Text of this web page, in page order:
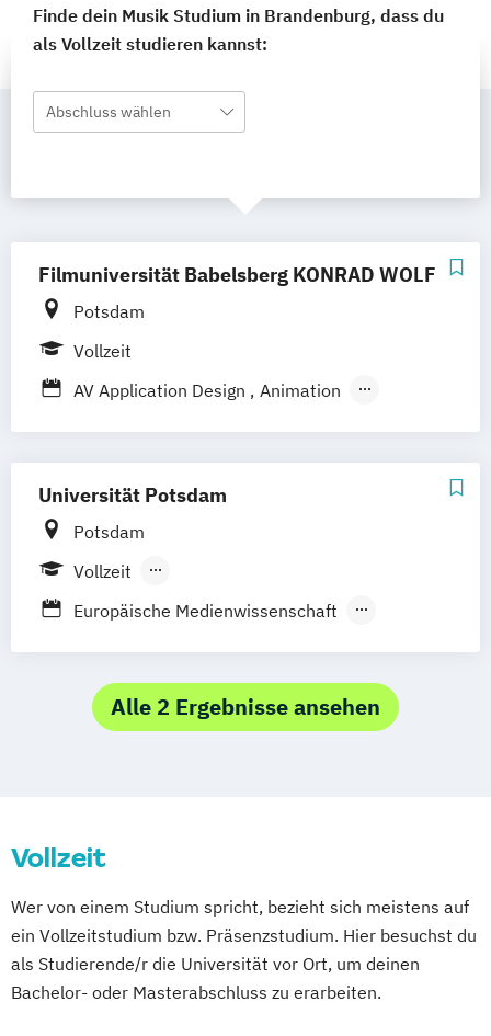
Finde dein Musik Studium in Brandenburg, dass du
als Vollzeit studieren kannst:
Abschluss wählen
Filmuniversität Babelsberg KONRAD WOLF
Potsdam
Vollzeit
AV Application Design
Animation
Cinematography (Meisterschüler)
Digitale Medienkultur
Drehbuch/Dramaturgie
Drehbuch/Dramaturgie (Meisterschüler)
Filmmusik (Meisterschüler)
Medienwissenschaft Montage
Szenografie (Meisterschüler)
Universität Potsdam
Potsdam
Vollzeit
Berufsbegleitendes Präsenzstudium
Europäische Medienwissenschaft
Media Law and Management
Alle 2 Ergebnisse ansehen
Vollzeit
Wer von einem Studium spricht, bezieht sich meistens auf
ein Vollzeitstudium bzw. Präsenzstudium. Hier besuchst du
als Studierende/r die Universität vor Ort, um deinen
Bachelor- oder Masterabschluss zu erarbeiten.